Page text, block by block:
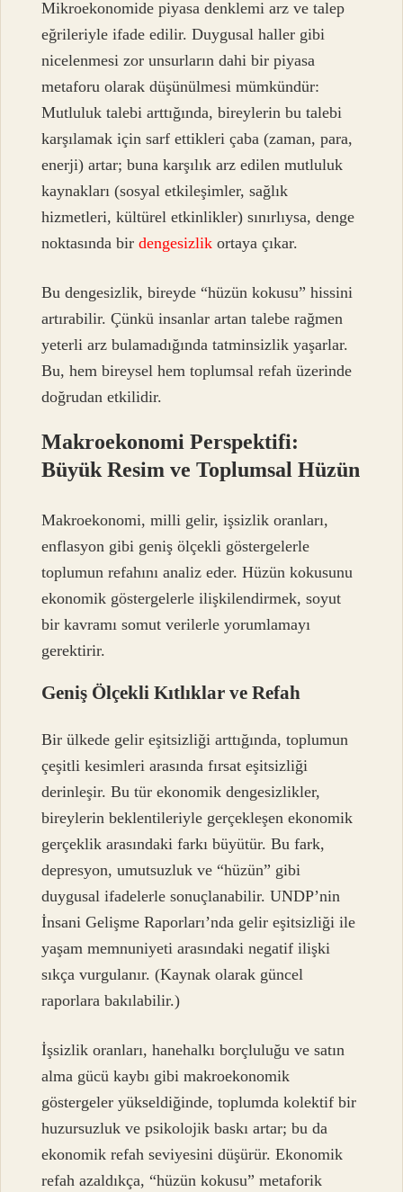
Mikroekonomide piyasa denklemi arz ve talep
eğrileriyle ifade edilir. Duygusal haller gibi
nicelenmesi zor unsurların dahi bir piyasa
metaforu olarak düşünülmesi mümkündür:
Mutluluk talebi arttığında, bireylerin bu talebi
karşılamak için sarf ettikleri çaba (zaman, para,
enerji) artar; buna karşılık arz edilen mutluluk
kaynakları (sosyal etkileşimler, sağlık
hizmetleri, kültürel etkinlikler) sınırlıysa, denge
noktasında birdengesizlik ortaya çıkar.
Bu dengesizlik, bireyde “hüzün kokusu” hissini
artırabilir. Çünkü insanlar artan talebe rağmen
yeterli arz bulamadığında tatminsizlik yaşarlar.
Bu, hem bireysel hem toplumsal refah üzerinde
doğrudan etkilidir.
Makroekonomi Perspektifi:
Büyük Resim ve Toplumsal Hüzün
Makroekonomi, milli gelir, işsizlik oranları,
enflasyon gibi geniş ölçekli göstergelerle
toplumun refahını analiz eder. Hüzün kokusunu
ekonomik göstergelerle ilişkilendirmek, soyut
bir kavramı somut verilerle yorumlamayı
gerektirir.
Geniş Ölçekli Kıtlıklar ve Refah
Bir ülkede gelir eşitsizliği arttığında, toplumun
çeşitli kesimleri arasında fırsat eşitsizliği
derinleşir. Bu tür ekonomik dengesizlikler,
bireylerin beklentileriyle gerçekleşen ekonomik
gerçeklik arasındaki farkı büyütür. Bu fark,
depresyon, umutsuzluk ve “hüzün” gibi
duygusal ifadelerle sonuçlanabilir. UNDP’nin
İnsani Gelişme Raporları’nda gelir eşitsizliği ile
yaşam memnuniyeti arasındaki negatif ilişki
sıkça vurgulanır. (Kaynak olarak güncel
raporlara bakılabilir.)
İşsizlik oranları, hanehalkı borçluluğu ve satın
alma gücü kaybı gibi makroekonomik
göstergeler yükseldiğinde, toplumda kolektif bir
huzursuzluk ve psikolojik baskı artar; bu da
ekonomik refah seviyesini düşürür. Ekonomik
refah azaldıkça, “hüzün kokusu” metaforik